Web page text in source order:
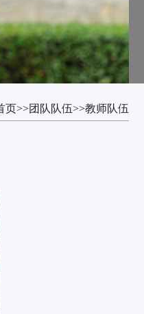
页>>团队队伍>>教师队伍